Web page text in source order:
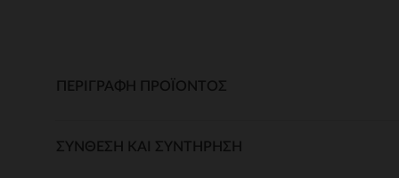
ΠΕΡΙΓΡΑΦΉ ΠΡΟΪΌΝΤΟΣ
ΣΎΝΘΕΣΗ ΚΑΙ ΣΥΝΤΉΡΗΣΗ